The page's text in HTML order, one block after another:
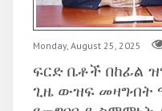
Monday, August 25, 2025
ፍርድ ቤቶች በከፊል
ጊዜ ውዝፍ መዛግብት